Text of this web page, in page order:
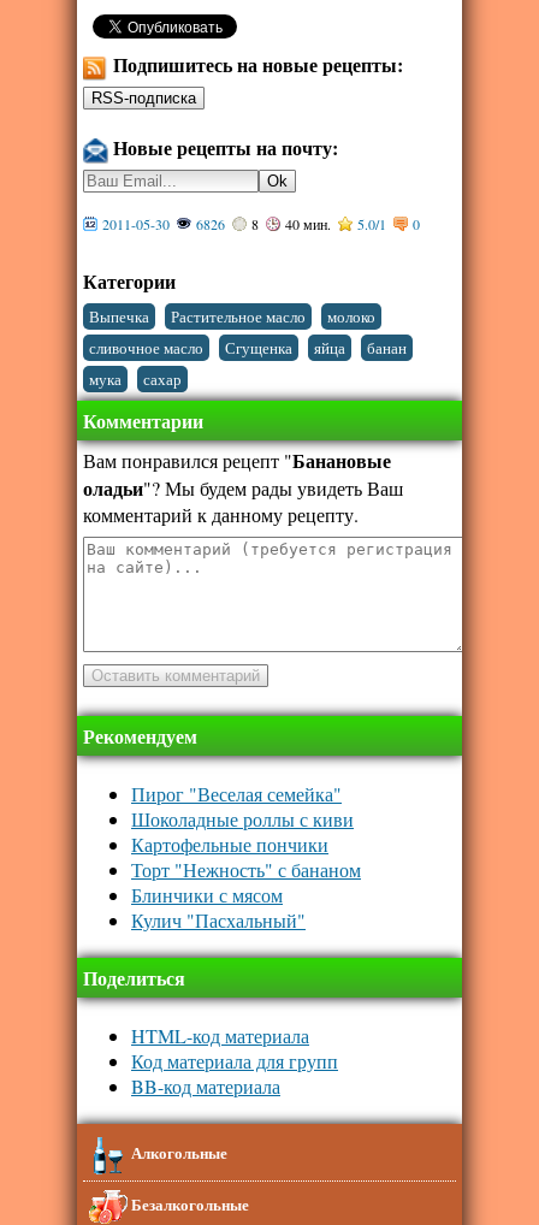
Подпишитесь на новые рецепты:
Новые рецепты на почту:
2011-05-30 6826 8 40 мин. 5.0/1 0
Категории
Выпечка Растительное масло молоко
сливочное масло Сгущенка яйца банан
мука сахар
Комментарии
Вам понравился рецепт "Банановые
оладьи"? Мы будем рады увидеть Ваш
комментарий к данному рецепту.
Рекомендуем
Пирог "Веселая семейка"
Шоколадные роллы с киви
Картофельные пончики
Торт "Нежность" с бананом
Блинчики с мясом
Кулич "Пасхальный"
Поделиться
HTML-код материала
Код материала для групп
BB-код материала
Алкогольные
Безалкогольные